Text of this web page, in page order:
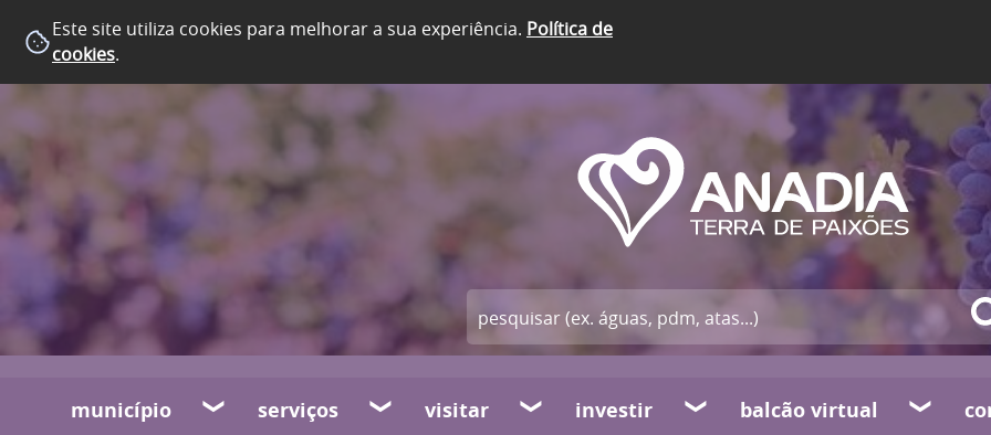
Este site utiliza cookies para melhorar a sua experiência. Política de
cookies.
município serviços visitar investir balcão virtual